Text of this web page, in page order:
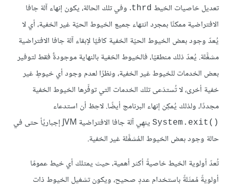
تعديل خاصيات الخيط thrd. وفي تلك الحالة، يكون إنهاء آلة جافا
الافتراضية ممكنًا بمجرد انتهاء جميع الخيوط الحيّة غير الخفية، أي لا
يُعدّ وجود بعض الخيوط الحيّة الخفية كافيًا لإبقاء آلة جافا الافتراضية
مشغَّلة. يُعدّ ذلك منطقيًا، فالخيوط الخفية بالنهاية موجودةٌ فقط لتوفير
بعض الخدمات للخيوط غير الخفية، ونظرًا لعدم وجود أي خيوطٍ غير
خفية أخرى، لا تُستدَعى تلك الخدمات التي توفِّرها الخيوط الخفية
مجددًا، ولذلك يُمكِن إنهاء البرنامج أيضًا. لاحِظ أن استدعاء
System.exit()‎
ينهِي آلة جافا الافتراضية JVM إجباريًأ حتى في
حالة وجود بعض الخيوط المُشغَّلة غير الخفية.
تُعدّ أولوية الخيط خاصيةً أكثر أهمية، حيث يمتلك أي خيط عمومًا
أولويةً مُمثَلةً باستخدام عددٍ صحيح، ويكون تشغيل الخيوط ذات